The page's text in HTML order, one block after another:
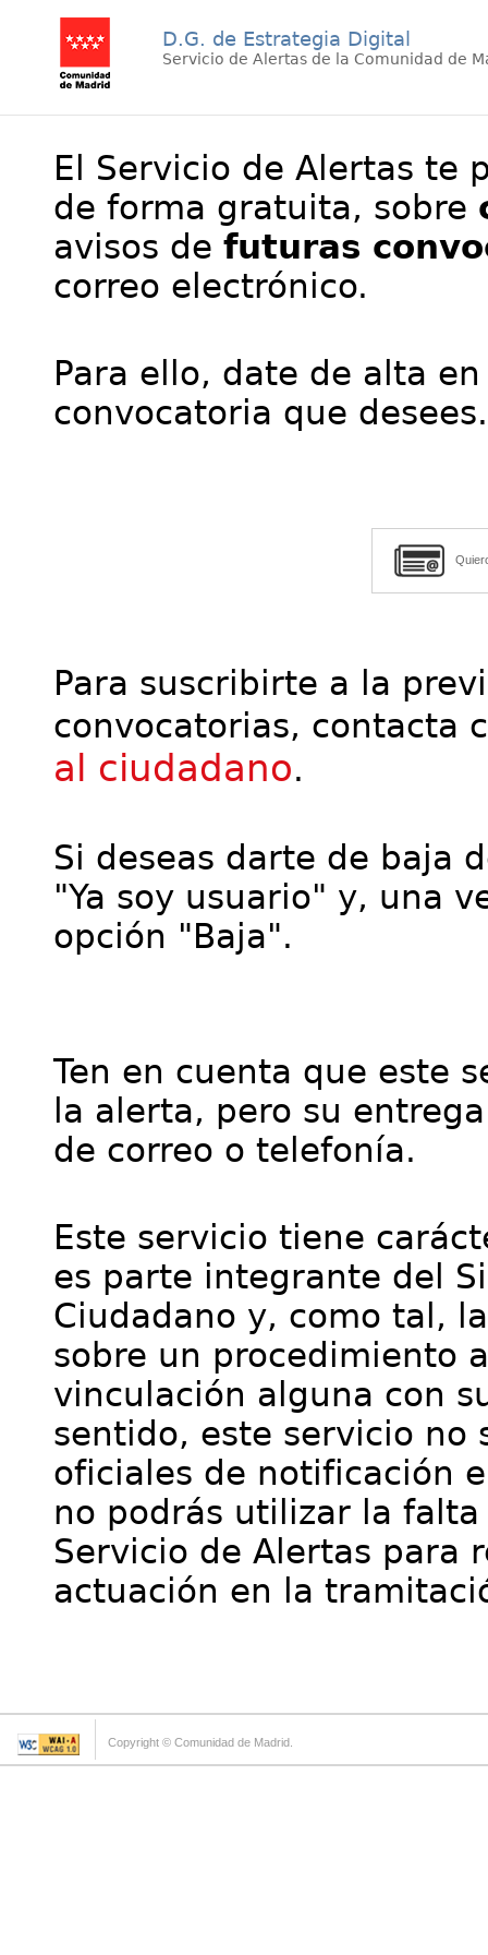
D.G. de Estrategia Digital
Servicio de Alertas de la Comunidad de
El Servicio de Alertas te
de forma gratuita, sobre
avisos de futuras
correo electrónico.
Para ello, date de alta
convocatoria que desees.
Para suscribirte a la
convocatorias, contacta
al ciudadano.
Si deseas darte de baja
"Ya soy usuario" y, una
opción "Baja".
Ten en cuenta que este
la alerta, pero su
de correo o telefonía.
Este servicio tiene
es parte integrante del
Ciudadano y, como tal,
sobre un procedimiento
vinculación alguna con
sentido, este servicio no
oficiales de notificación
no podrás utilizar la
Servicio de Alertas para
actuación en la
Copyright © Comunidad de Madrid.